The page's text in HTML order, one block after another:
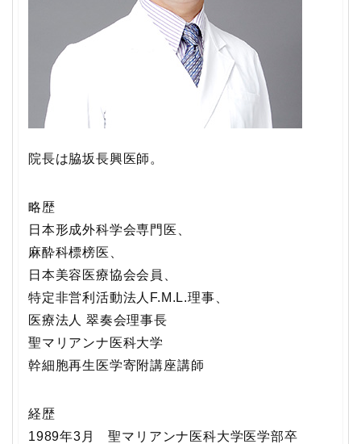
院長は脇坂長興医師。
略歴
日本形成外科学会専門医、
麻酔科標榜医、
日本美容医療協会会員、
特定非営利活動法人F.M.L.理事、
医療法人 翠奏会理事長
聖マリアンナ医科大学
幹細胞再生医学寄附講座講師
経歴
1989年3月 聖マリアンナ医科大学医学部卒